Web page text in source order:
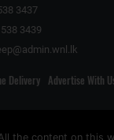
3437
3439
Delivery Advertise With
the content on this